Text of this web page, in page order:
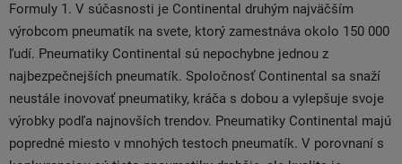
Formuly 1. V súčasnosti je Continental druhým najväčším
výrobcom pneumatík na svete, ktorý zamestnáva okolo 150 000
ľudí. Pneumatiky Continental sú nepochybne jednou z
najbezpečnejších pneumatík. Spoločnosť Continental sa snaží
neustále inovovať pneumatiky, kráča s dobou a vylepšuje svoje
výrobky podľa najnovších trendov. Pneumatiky Continental majú
popredné miesto v mnohých testoch pneumatík. V porovnaní s